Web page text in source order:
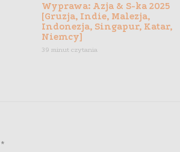
Wyprawa: Azja & S-ka 2025
[Gruzja, Indie, Malezja,
Indonezja, Singapur, Katar,
Niemcy]
39 minut czytania
*